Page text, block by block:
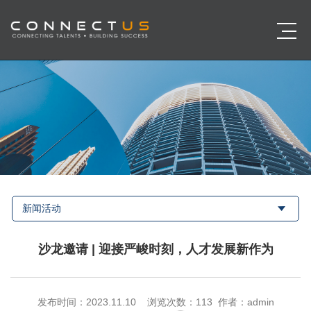
新闻活动
沙龙邀请 | 迎接严峻时刻，人才发展新作为
发布时间：2023.11.10 浏览次数： 113 作者：admin